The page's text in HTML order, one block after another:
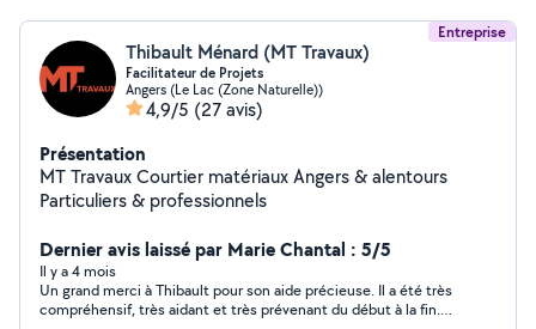
Entreprise
Thibault Ménard (MT Travaux)
Facilitateur de Projets
Angers (Le Lac (Zone Naturelle))
4,9/5 (27 avis)
Présentation
MT Travaux Courtier matériaux Angers & alentours
Particuliers & professionnels
Dernier avis laissé par Marie Chantal : 5/5
Il y a 4 mois
Un grand merci à Thibault pour son aide précieuse. Il a été très
compréhensif, très aidant et très prévenant du début à la fin.